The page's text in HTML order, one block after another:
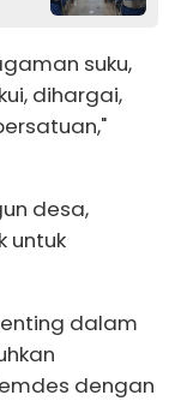
suku,
dihargai,
desa,
untuk
dalam
dengan